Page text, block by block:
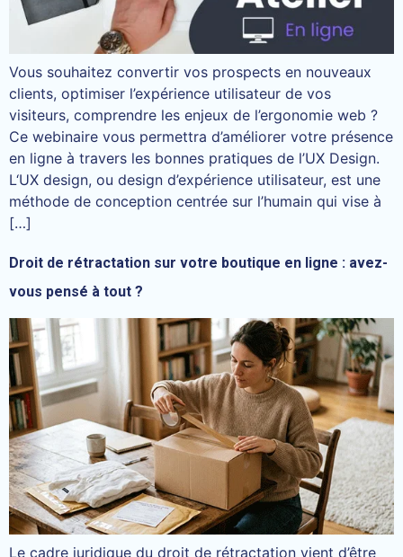
Vous souhaitez convertir vos prospects en nouveaux
clients, optimiser l’expérience utilisateur de vos
visiteurs, comprendre les enjeux de l’ergonomie web ?
Ce webinaire vous permettra d’améliorer votre présence
en ligne à travers les bonnes pratiques de l’UX Design.
L‘UX design, ou design d’expérience utilisateur, est une
méthode de conception centrée sur l’humain qui vise à
[…]
Droit de rétractation sur votre boutique en ligne : avez-
vous pensé à tout ?
Le cadre juridique du droit de rétractation vient d’être